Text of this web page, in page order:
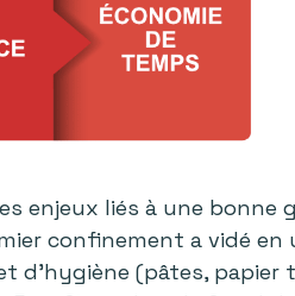
enjeux liés à une bonne
confinement a vidé en
d’hygiène (pâtes, papier